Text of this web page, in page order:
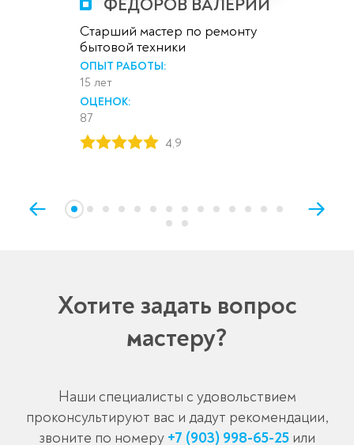
ФЕДОРОВ ВАЛЕРИЙ
Старший мастер по ремонту
бытовой техники
ОПЫТ РАБОТЫ:
15 лет
ОЦЕНОК:
87
4,9
Хотите задать вопрос
мастеру?
Наши специалисты с удовольствием
проконсультируют вас и дадут рекомендации,
звоните по номеру +7 (903) 998-65-25или